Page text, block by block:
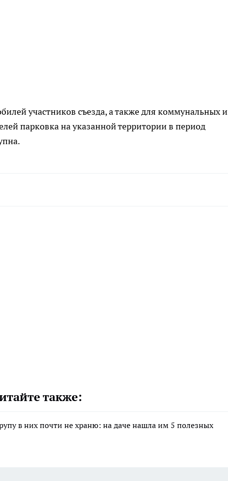
участников съезда, а также для коммунальных и
парковка на указанной территории в период
также:
в них почти не храню: на даче нашла им 5 полезных